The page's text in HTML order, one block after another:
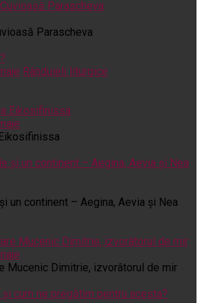
Parascheva
Rânduieli liturgice
un continent – Aegina, Aevia și Nea
Mucenic Dimitrie, izvorâtorul de mir